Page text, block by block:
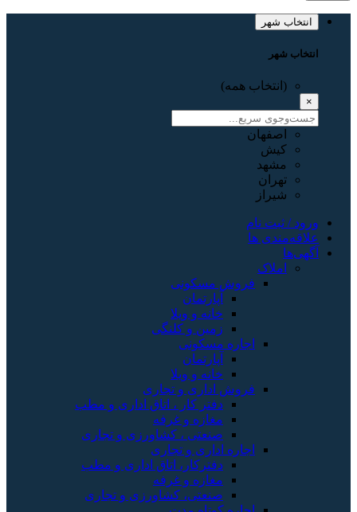
انتخاب شهر
انتخاب شهر
(انتخاب همه)
×
اصفهان
کیش
مشهد
تهران
شیراز
ورود / ثبت نام
علاقه‌مندی ها
آگهی‌ها
املاک
فروش مسکونی
آپارتمان
خانه و ویلا
زمین و کلنگی
اجاره مسکونی
آپارتمان
خانه و ویلا
فروش اداری و تجاری
دفتر کار ، اتاق اداری و مطب
مغازه و غرفه
صنعتی ، کشاورزی و تجاری
اجاره اداری و تجاری
دفترکار، اتاق اداری و مطب
مغازه و غرفه
صنعتی، کشاورزی و تجاری